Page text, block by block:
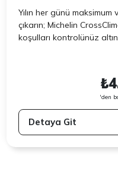
Yılın her günü maksimum
çıkarın; Michelin
koşulları kontrolünüz
'den
Detaya Git